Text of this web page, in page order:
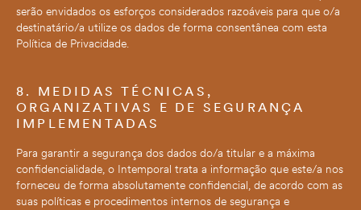
serão envidados os esforços considerados razoáveis para que o/a
destinatário/a utilize os dados de forma consentânea com esta
Política de Privacidade.
8. MEDIDAS TÉCNICAS,
ORGANIZATIVAS E DE SEGURANÇA
IMPLEMENTADAS
Para garantir a segurança dos dados do/a titular e a máxima
confidencialidade, o Intemporal trata a informação que este/a nos
forneceu de forma absolutamente confidencial, de acordo com as
suas políticas e procedimentos internos de segurança e